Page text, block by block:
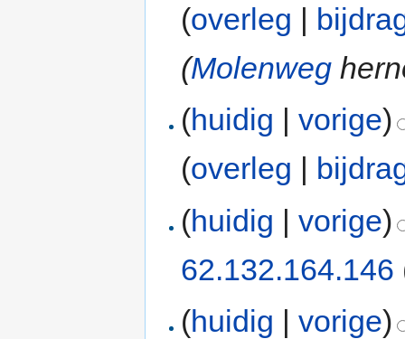
(overleg |
(Molenweg
(huidig |vorige)
(overleg |
(huidig |vorige)
62.132.164.146
(huidig |vorige)